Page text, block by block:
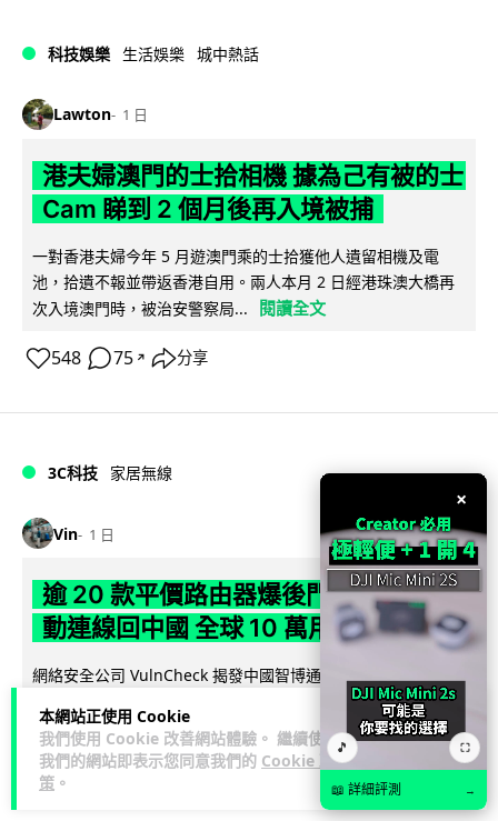
本網站正使用 Cookie
我們使用 Cookie 改善網站體驗。 繼續使用
我們的網站即表示您同意我們的 Cookie 政
策 。
科技娛樂 生活娛樂 城中熱話
Lawton 1 日
港夫婦澳門的士拾相機 據為己有被的士
Cam 睇到 2 個月後再入境被捕
一對香港夫婦今年 5 月遊澳門乘的士拾獲他人遺留相機及電
池，拾遺不報並帶返香港自用。兩人本月 2 日經港珠澳大橋再
次入境澳門時，被治安警察局...
閱讀全文
548 75 ↗ 分享
3C科技 家居無線
Vin 1 日
逾 20 款平價路由器爆後門 每 35 秒自
動連線回中國 全球 10 萬用家私隱堪憂
網絡安全公司 VulnCheck 揭發中國智博通電子（Zbtlink）生產
的 20 多款路由器內置後門程式「Endlessdoors」（無盡... 閱
讀全文
986
×
🎵 ⛶
📖 詳細評測 →